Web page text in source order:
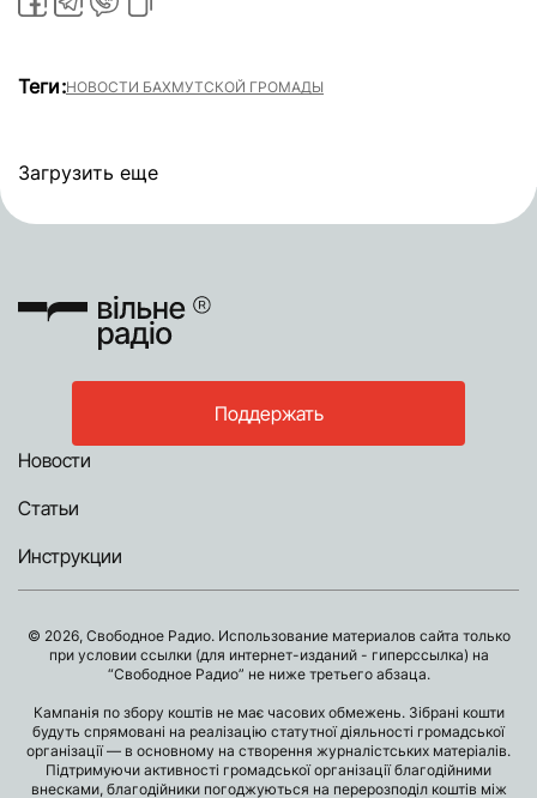
Теги:НОВОСТИ БАХМУТСКОЙ ГРОМАДЫ
Загрузить еще
Поддержать
Новости
Статьи
Инструкции
© 2026, Свободное Радио. Использование материалов сайта только
при условии ссылки (для интернет-изданий - гиперссылка) на
“Свободное Радио” не ниже третьего абзаца.
Кампанія по збору коштів не має часових обмежень. Зібрані кошти
будуть спрямовані на реалізацію статутної діяльності громадської
організації — в основному на створення журналістських матеріалів.
Підтримуючи активності громадської організації благодійними
внесками, благодійники погоджуються на перерозподіл коштів між